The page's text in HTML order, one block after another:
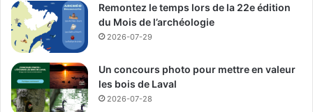
Ville de Laval en collaboration avec la SNQ Laval et Co-
Motion, réunira notamment Richard Séguin, Véronic
DiCaire, Lisa LeBlanc, Ingrid St-Pierre, Ariane Roy, La
Bronze, Blynk, Choses Sauvages, Alphonse Bisaillon et
Irdens Exantus. Le site du Centre de la nature ouvrira à 18
h et le spectacle doit commencer à 20 h 30. L’événement
Remontez le temps lors de la 22e édition
du Mois de l’archéologie
2026-07-29
Un concours photo pour mettre en valeur
les bois de Laval
2026-07-28